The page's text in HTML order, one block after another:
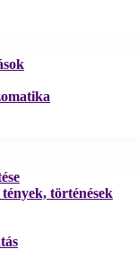
történések